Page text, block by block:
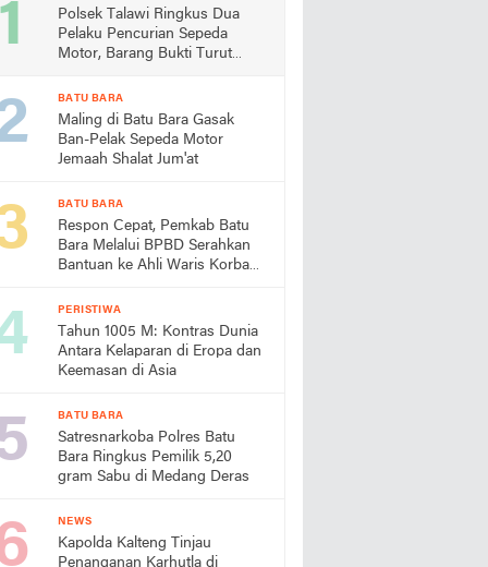
Polsek Talawi Ringkus Dua
Pelaku Pencurian Sepeda
Motor, Barang Bukti Turut
BATU BARA
Maling di Batu Bara Gasak
Ban-Pelak Sepeda Motor
Jemaah Shalat Jum'at
BATU BARA
Respon Cepat, Pemkab Batu
Bara Melalui BPBD Serahkan
Bantuan ke Ahli Waris Korban
PERISTIWA
Tahun 1005 M: Kontras Dunia
Antara Kelaparan di Eropa dan
Keemasan di Asia
BATU BARA
Satresnarkoba Polres Batu
Bara Ringkus Pemilik 5,20
gram Sabu di Medang Deras
NEWS
Kapolda Kalteng Tinjau
Penanganan Karhutla di